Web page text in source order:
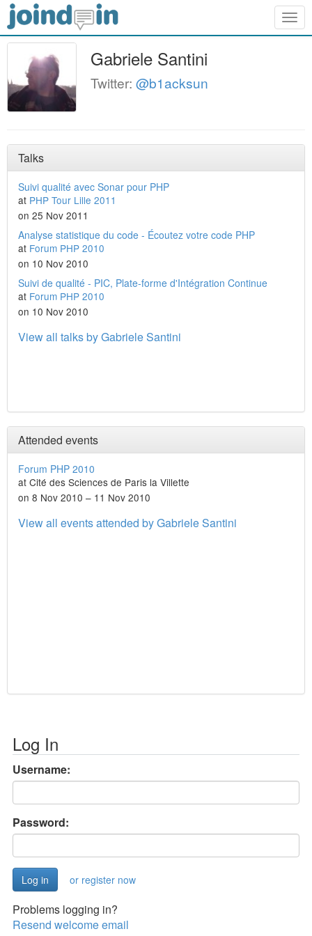
Gabriele Santini
Twitter: @b1acksun
Talks
Suivi qualité avec Sonar pour PHP
at PHP Tour Lille 2011
on 25 Nov 2011
Analyse statistique du code - Écoutez votre code PHP
at Forum PHP 2010
on 10 Nov 2010
Suivi de qualité - PIC, Plate-forme d'Intégration Continue
at Forum PHP 2010
on 10 Nov 2010
View all talks by Gabriele Santini
Attended events
Forum PHP 2010
at Cité des Sciences de Paris la Villette
on 8 Nov 2010 – 11 Nov 2010
View all events attended by Gabriele Santini
Log In
Username:
Password:
or register now
Problems logging in?
Resend welcome email